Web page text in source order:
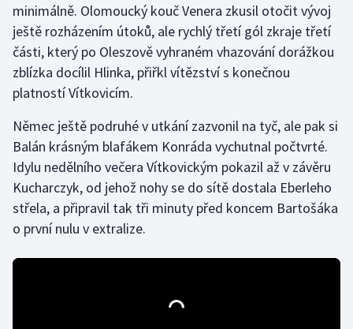
Plavání
Plážový volejbal
Ragby
Rychlobruslení
Rychlostní kanoistika
Short track
minimálně. Olomoucký kouč Venera zkusil otočit vývoj
ještě rozházením útoků, ale rychlý třetí gól zkraje třetí
části, který po Oleszově vyhraném vhazování dorážkou
zblízka docílil Hlinka, přiřkl vítězství s konečnou
platností Vítkovicím.
Němec ještě podruhé v utkání zazvonil na tyč, ale pak si
Balán krásným blafákem Konráda vychutnal počtvrté.
Idylu nedělního večera Vítkovickým pokazil až v závěru
Kucharczyk, od jehož nohy se do sítě dostala Eberleho
střela, a připravil tak tři minuty před koncem Bartošáka
o první nulu v extralize.